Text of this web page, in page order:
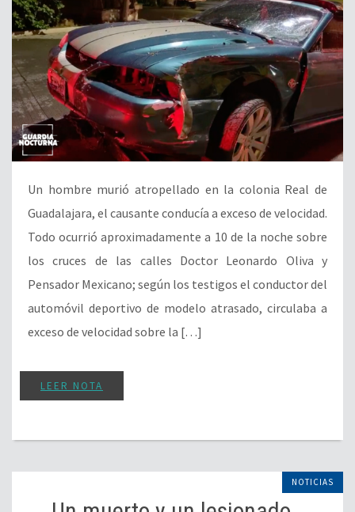
Un hombre murió atropellado en la colonia Real de
Guadalajara, el causante conducía a exceso de velocidad.
Todo ocurrió aproximadamente a 10 de la noche sobre
los cruces de las calles Doctor Leonardo Oliva y
Pensador Mexicano; según los testigos el conductor del
automóvil deportivo de modelo atrasado, circulaba a
exceso de velocidad sobre la […]
LEER NOTA
NOTICIAS